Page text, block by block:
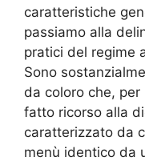
caratteristiche
passiamo alla
pratici del regime
Sono
da coloro che,
fatto ricorso alla
caratterizzato da
menù identico da